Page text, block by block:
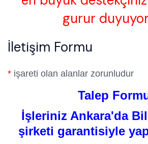
gurur
İletişim Formu
* işareti olan alanlar zorunludur
Talep
İşleriniz Ankara'da
şirketi garantisiyle